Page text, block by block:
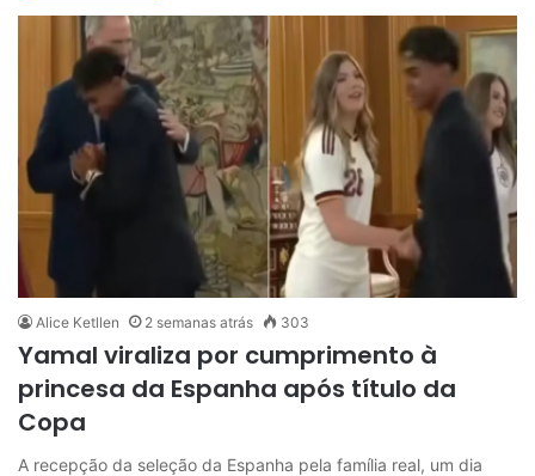
Alice Ketllen 2 semanas atrás 303
Yamal viraliza por cumprimento à
princesa da Espanha após título da
Copa
A recepção da seleção da Espanha pela família real, um dia